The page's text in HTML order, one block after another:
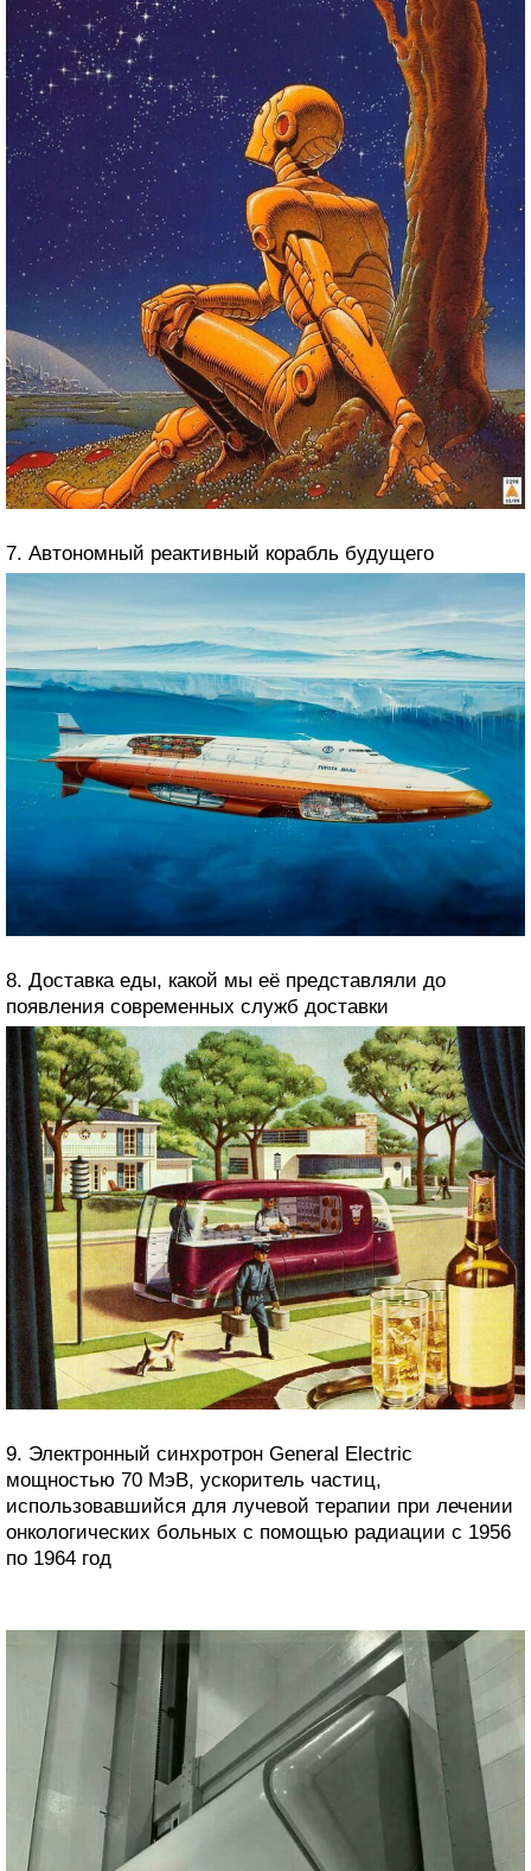
7. Автономный реактивный корабль будущего
8. Доставка еды, какой мы её представляли до
появления современных служб доставки
9. Электронный синхротрон General Electric
мощностью 70 МэВ, ускоритель частиц,
использовавшийся для лучевой терапии при лечении
онкологических больных с помощью радиации с 1956
по 1964 год